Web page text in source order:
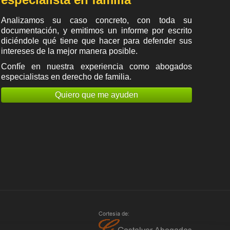
Analizamos su caso concreto, con toda su
documentación, y emitimos un informe por escrito
diciéndole qué tiene que hacer para defender sus
intereses de la mejor manera posible.
Confíe en nuestra experiencia como abogados
especialistas en derecho de familia.
Quiero que me ayuden